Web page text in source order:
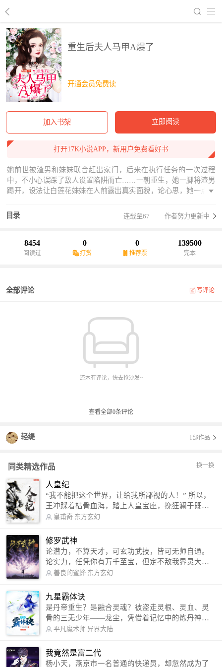
重生后夫人马甲A爆了
开通会员免费读
加入书架 立即阅读
打开17K小说APP，新用户免费看好书
她前世被渣男和妹妹联合赶出家门，后来在执行任务的一次过程
中，不小心误踩了敌人设置陷阱而亡……一朝重生，她一脚将渣男
踢开，设法让白莲花妹妹在人前露出真实面貌，论心思，她一点都
术、高超的黑客技术……
目录 连载至67 作者努力更新中
8454
阅读过
0
打赏
0
推荐票
139500
完本
全部评论 写评论
还木有评论，快去抢沙发~
查看全部0条评论
轻缇 1部作品
同类精选作品 换一换
人皇纪
“我不能把这个世界，让给我所鄙视的人！” 所以，
王冲踩着枯骨血海，踏上人皇宝座，挽狂澜于既
倒，扶大厦之将倾，成就了一段无上的传说！ 微信
微博：皇甫奇（地址：http://weibo.com/u/25284575
87） QQ交流群：320238210【普通群】 574501330
【VIP订阅群】 欢迎大家关注。
皇甫奇 东方玄幻
修罗武神
论潜力，不算天才，可玄功武技，皆可无师自通。
论实力，任凭你有万千至宝，但定不敌我界灵大
军。 我是谁？天下众生视我为修罗，却不知，我以
信公众号：善良的蜜蜂后援会）
善良的蜜蜂 东方玄幻
九星霸体诀
是丹帝重生？是融合灵魂？被盗走灵根、灵血、灵
骨的三无少年——龙尘，凭借着记忆中的炼丹神
术，修行神秘功法九星霸体诀，拨开重重迷雾，解
勾搭各色美女，镇压恶鬼邪神。 江湖传闻：龙
尘一到，地吼天啸。龙尘一出，鬼泣神哭。 本
平凡魔术师 异界大陆
我竟然是富二代
杨小天，燕京市一名普通的快递员，却忽然成为了